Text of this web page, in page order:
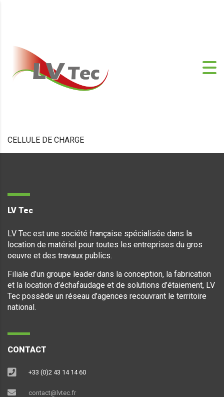
CELLULE DE CHARGE
LV Tec
LV Tec est une société française spécialisée dans la
location de matériel pour toutes les entreprises du gros
oeuvre et des travaux publics.
Filiale d’un groupe leader dans la conception, la fabrication
et la location d’échafaudage et de solutions d’étaiement, LV
Tec possède un réseau d’agences recouvrant le territoire
national.
CONTACT
+33 (0)2 43 14 14 60
contact@lvtec.fr